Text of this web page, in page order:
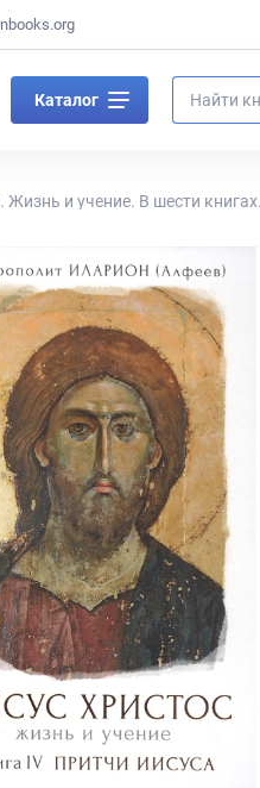
Каталог
Жизнь и учение. В шести